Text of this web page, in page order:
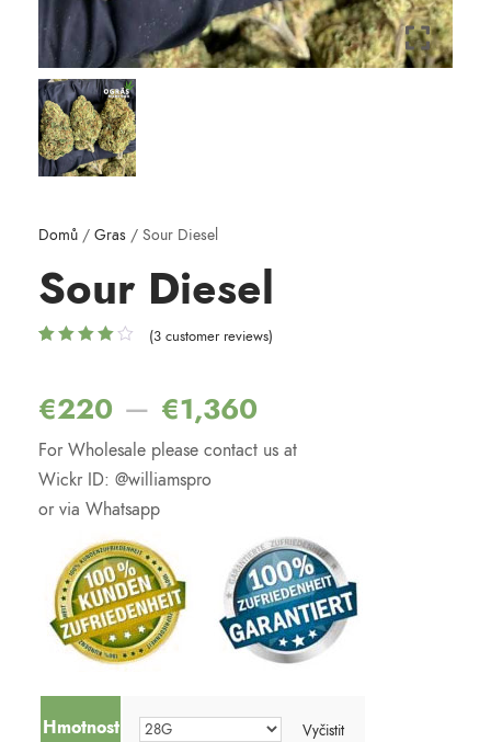
Domů / Gras / Sour Diesel
Sour Diesel
hodnocení
zákazníků
(3customer reviews)
€220 – €1,360
For Wholesale please contact us at
Wickr ID: @williamspro
or via Whatsapp
Hmotnost Vyčistit